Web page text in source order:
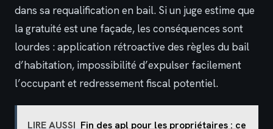
dans sa requalification en bail. Si un juge estime que
la gratuité est une façade, les conséquences sont
lourdes : application rétroactive des règles du bail
d’habitation, impossibilité d’expulser facilement
l’occupant et redressement fiscal potentiel.
LIRE AUSSI Fin des apl pour les propriétaires : ce